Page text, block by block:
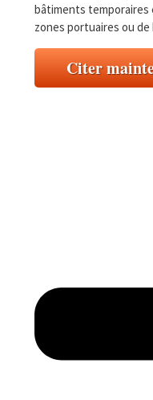
bâtiments temporaires
zones portuaires ou de
Citer